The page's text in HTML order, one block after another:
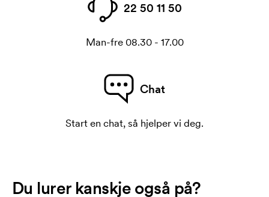
22 50 11 50
Man-fre 08.30 - 17.00
Chat
Start en chat, så hjelper vi deg.
Du lurer kanskje også på?